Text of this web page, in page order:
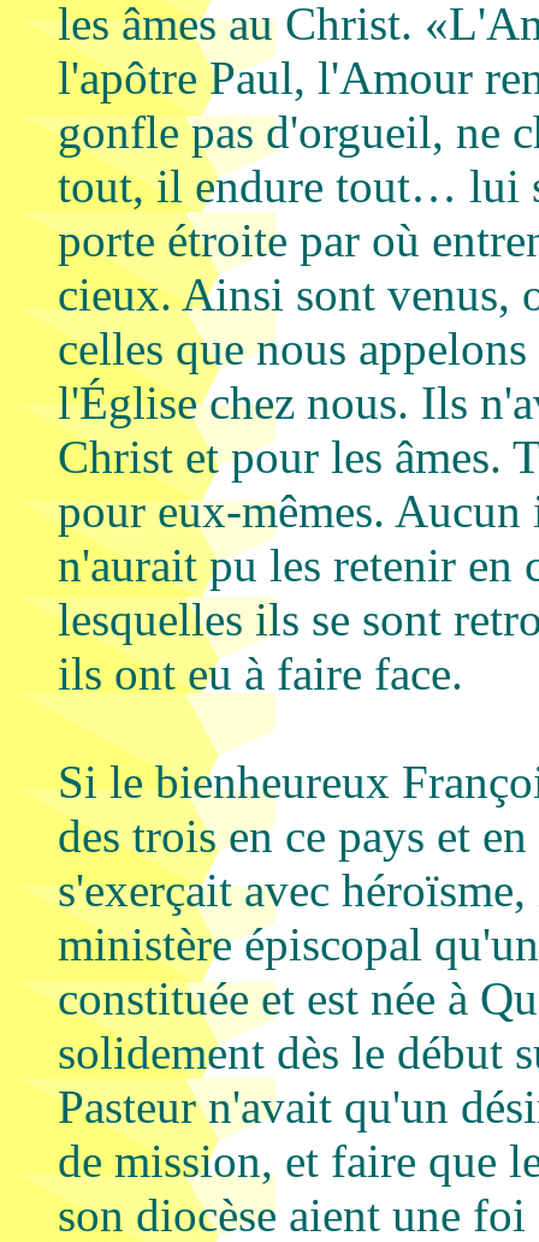
les âmes au Christ.
l'apôtre Paul, l'Amour
gonfle pas d'orgueil, ne
tout, il endure tout… lui
porte étroite par où
cieux. Ainsi sont venus,
celles que nous
l'Église chez nous. Ils
Christ et pour les âmes.
pour eux-mêmes.
n'aurait pu les retenir en
lesquelles ils se sont
ils ont eu à faire face.
Si le bienheureux
des trois en ce pays et
s'exerçait avec
ministère épiscopal
constituée et est née à
solidement dès le début
Pasteur n'avait qu'un
de mission, et faire que
son diocèse aient une